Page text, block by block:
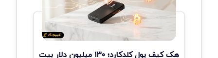
هک کیف پول کلدکارد؛ ۱۳۰ میلیون دلار بیت